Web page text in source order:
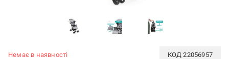
Немає в наявності КОД22056957